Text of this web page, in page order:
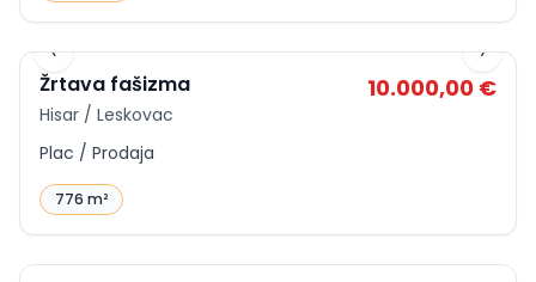
IDp-14669
‹
›
Žrtava fašizma
Hisar / Leskovac
10.000,00 €
Plac / Prodaja
776 m²
IDp-10892